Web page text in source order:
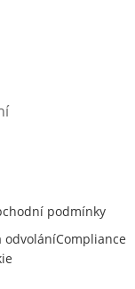
okně
podmínky
odvoláníCompliance